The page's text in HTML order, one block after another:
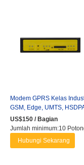
Modem GPRS Kelas
GSM, Edge, UMTS,
untuk Recloser, RTU, DTU,
Unit ...
US$150 / Bagian
Jumlah minimum:10
Hubungi Sekarang